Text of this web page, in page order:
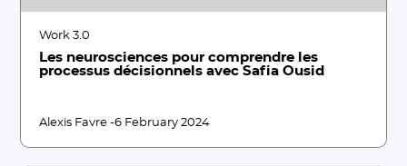
Work 3.0
Les neurosciences pour comprendre les
processus décisionnels avec Safia Ousid
Alexis Favre -6 February 2024